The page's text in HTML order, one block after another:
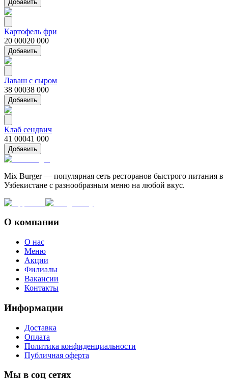
Добавить
Картофель фри
20 00020 000
Добавить
Лаваш с сыром
38 00038 000
Добавить
Клаб сендвич
41 00041 000
Добавить
Mix Burger — популярная сеть ресторанов быстрого питания в
Узбекистане с разнообразным меню на любой вкус.
О компании
О нас
Меню
Акции
Филиалы
Вакансии
Контакты
Информации
Доставка
Оплата
Политика конфиденциальности
Публичная оферта
Мы в соц сетях